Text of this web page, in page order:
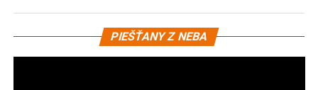
PIEŠŤANY Z NEBA